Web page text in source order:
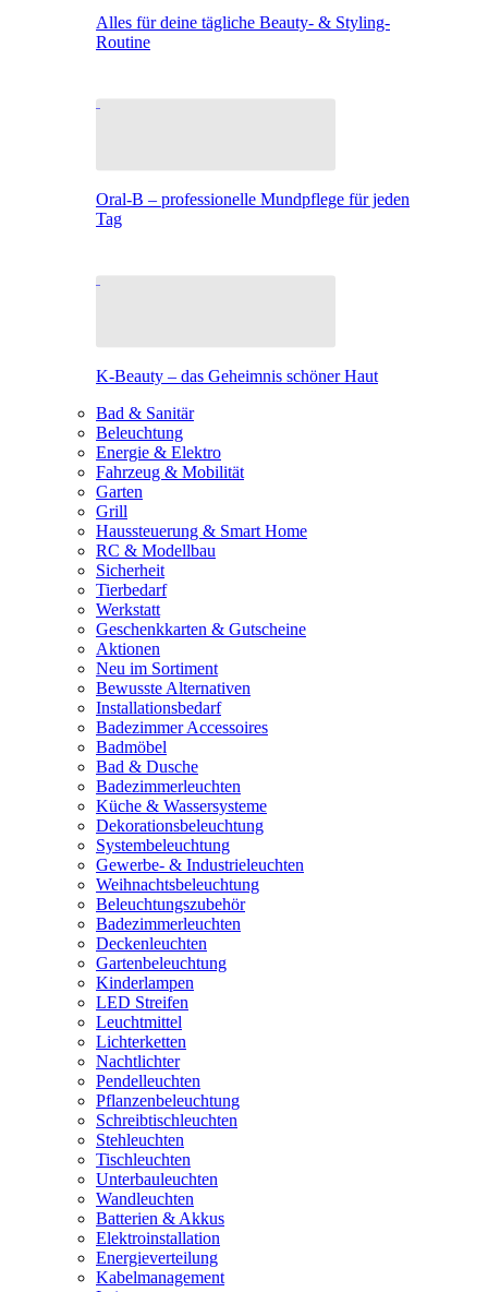
Alles für deine tägliche Beauty- & Styling-
Routine
Oral-B – professionelle Mundpflege für jeden
Tag
K-Beauty – das Geheimnis schöner Haut
Bad & Sanitär
Beleuchtung
Energie & Elektro
Fahrzeug & Mobilität
Garten
Grill
Haussteuerung & Smart Home
RC & Modellbau
Sicherheit
Tierbedarf
Werkstatt
Geschenkkarten & Gutscheine
Aktionen
Neu im Sortiment
Bewusste Alternativen
Installationsbedarf
Badezimmer Accessoires
Badmöbel
Bad & Dusche
Badezimmerleuchten
Küche & Wassersysteme
Dekorationsbeleuchtung
Systembeleuchtung
Gewerbe- & Industrieleuchten
Weihnachtsbeleuchtung
Beleuchtungszubehör
Badezimmerleuchten
Deckenleuchten
Gartenbeleuchtung
Kinderlampen
LED Streifen
Leuchtmittel
Lichterketten
Nachtlichter
Pendelleuchten
Pflanzenbeleuchtung
Schreibtischleuchten
Stehleuchten
Tischleuchten
Unterbauleuchten
Wandleuchten
Batterien & Akkus
Elektroinstallation
Energieverteilung
Kabelmanagement